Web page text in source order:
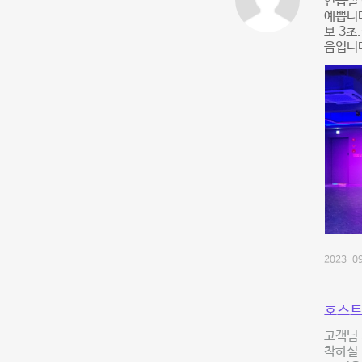
예쁩니
보 3초
음입니
2023-
호스
고객
착하